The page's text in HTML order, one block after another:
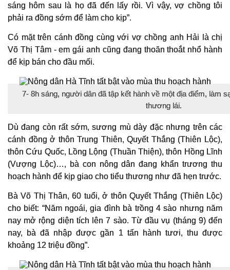
sáng hôm sau là họ đã đến lấy rồi. Vì vậy, vợ chồng tôi
phải ra đồng sớm để làm cho kịp”.
Có mặt trên cánh đồng cùng với vợ chồng anh Hải là chị
Võ Thị Tâm - em gái anh cũng đang thoăn thoắt nhổ hành
để kịp bán cho đầu mối.
7- 8h sáng, người dân đã tập kết hành về một địa điểm, làm
thương lái.
Dù đang còn rất sớm, sương mù dày đặc nhưng trên các
cánh đồng ở thôn Trung Thiên, Quyết Thắng (Thiên Lộc),
thôn Cứu Quốc, Lồng Lộng (Thuần Thiện), thôn Hồng Lĩnh
(Vượng Lộc)…, bà con nông dân đang khẩn trương thu
hoạch hành để kịp giao cho tiểu thương như đã hẹn trước.
Bà Võ Thị Thân, 60 tuổi, ở thôn Quyết Thắng (Thiên Lộc)
cho biết: “Năm ngoái, gia đình bà trồng 4 sào nhưng năm
nay mở rộng diện tích lên 7 sào. Từ đầu vụ (tháng 9) đến
nay, bà đã nhập được gần 1 tấn hành tươi, thu được
khoảng 12 triệu đồng”.